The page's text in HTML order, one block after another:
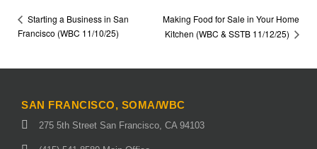
Starting a Business in San
Francisco (WBC 11/10/25)
Making Food for Sale in Your Home
Kitchen (WBC & SSTB 11/12/25)
SAN FRANCISCO, SOMA/WBC
275 5th Street San Francisco, CA 94103